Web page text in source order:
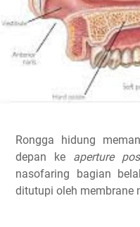
Rongga hidung
depan ke aperture
nasofaring bagian
ditutupi oleh membrane